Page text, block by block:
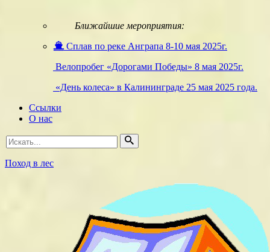
Ближайшие мероприятия:
Сплав по реке Анграпа 8-10 мая 2025г.
Велопробег «Дорогами Победы» 8 мая 2025г.
«День колеса» в Калининграде 25 мая 2025 года.
Ссылки
О нас
Искать...
Поход в лес